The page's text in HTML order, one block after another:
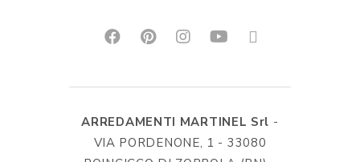
ARREDAMENTI MARTINEL Srl -
VIA PORDENONE, 1 - 33080